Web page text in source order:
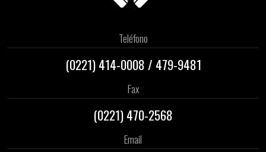
Teléfono
(0221)414-0008 / 479-9481
Fax
(0221) 470-2568
Email